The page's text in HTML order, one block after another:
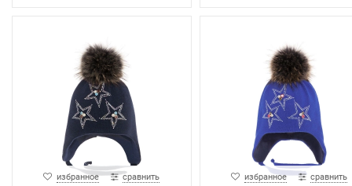
избранное сравнить избранное сравнить